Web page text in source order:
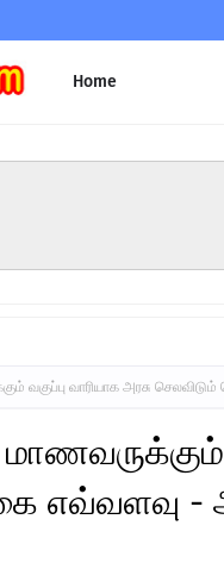
Home
வகுப்பு வாரியாக அரசு
எவ்வளவு -